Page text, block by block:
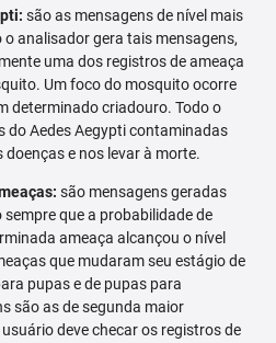
são as mensagens de nível mais
analisador gera tais mensagens,
uma dos registros de ameaça
Um foco do mosquito ocorre
determinado criadouro. Todo o
do Aedes Aegypti contaminadas
e nos levar à morte.
são mensagens geradas
que a probabilidade de
ameaça alcançou o nível
que mudaram seu estágio de
pupas e de pupas para
são as de segunda maior
deve checar os registros de